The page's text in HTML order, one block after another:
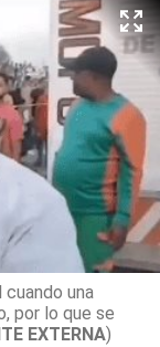
una
por lo que se
EXTERNA)